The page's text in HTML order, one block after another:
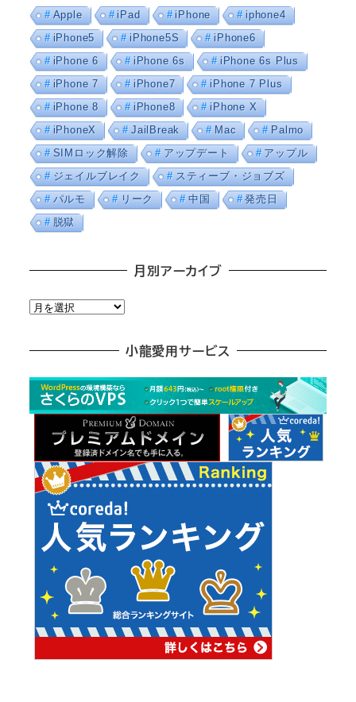
Apple iPad iPhone
iphone4
iPhone5
iPhone5S
iPhone6
iPhone 6
iPhone 6s
iPhone 6s Plus
iPhone 7
iPhone7
iPhone 7 Plus
iPhone 8
iPhone8
iPhone X
iPhoneX
JailBreak Mac
Palmo
SIMロック解除
アップデート
アップル
ジェイルブレイク
スティーブ・ジョブズ
パルモ
リーク 中国
発売日
脱獄
月別アーカイブ
月
カ
小龍愛用サービス